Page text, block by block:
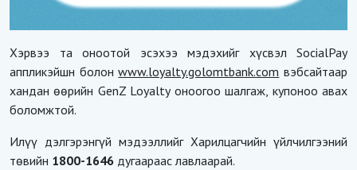
Хэрвээ та оноотой эсэхээ мэдэхийг хүсвэл SocialPay
аппликэйшн болонwww.loyalty.golomtbank.com вэбсайтаар
хандан өөрийн GenZ Loyalty оноогоо шалгаж, купоноо авах
боломжтой.
Илүү дэлгэрэнгүй мэдээллийг Харилцагчийн үйлчилгээний
төвийн 1800-1646 дугаараас лавлаарай.